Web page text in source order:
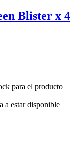
Blister x 4
para el producto
a estar disponible